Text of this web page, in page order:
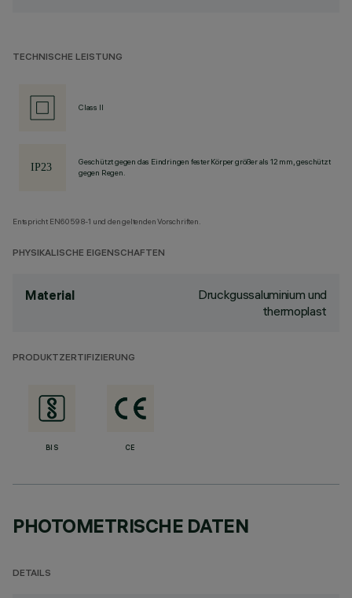
TECHNISCHE LEISTUNG
Class II
Geschützt gegen das Eindringen fester Körper größer als 12 mm, geschützt
gegen Regen.
Entspricht EN60598-1 und den geltenden Vorschriften.
PHYSIKALISCHE EIGENSCHAFTEN
Material
Druckgussaluminium und
thermoplast
PRODUKTZERTIFIZIERUNG
BIS CE
PHOTOMETRISCHE DATEN
DETAILS